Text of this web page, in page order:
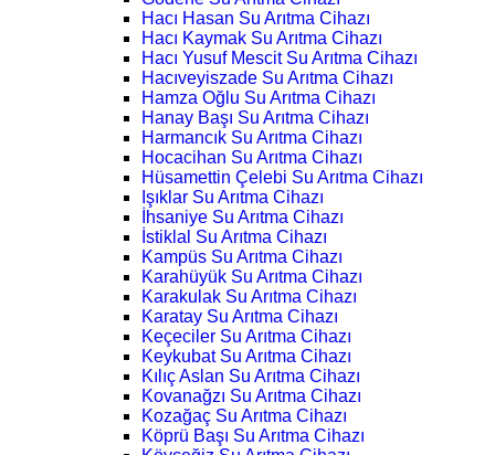
Hacı Hasan Su Arıtma Cihazı
Hacı Kaymak Su Arıtma Cihazı
Hacı Yusuf Mescit Su Arıtma Cihazı
Hacıveyiszade Su Arıtma Cihazı
Hamza Oğlu Su Arıtma Cihazı
Hanay Başı Su Arıtma Cihazı
Harmancık Su Arıtma Cihazı
Hocacihan Su Arıtma Cihazı
Hüsamettin Çelebi Su Arıtma Cihazı
Işıklar Su Arıtma Cihazı
İhsaniye Su Arıtma Cihazı
İstiklal Su Arıtma Cihazı
Kampüs Su Arıtma Cihazı
Karahüyük Su Arıtma Cihazı
Karakulak Su Arıtma Cihazı
Karatay Su Arıtma Cihazı
Keçeciler Su Arıtma Cihazı
Keykubat Su Arıtma Cihazı
Kılıç Aslan Su Arıtma Cihazı
Kovanağzı Su Arıtma Cihazı
Kozağaç Su Arıtma Cihazı
Köprü Başı Su Arıtma Cihazı